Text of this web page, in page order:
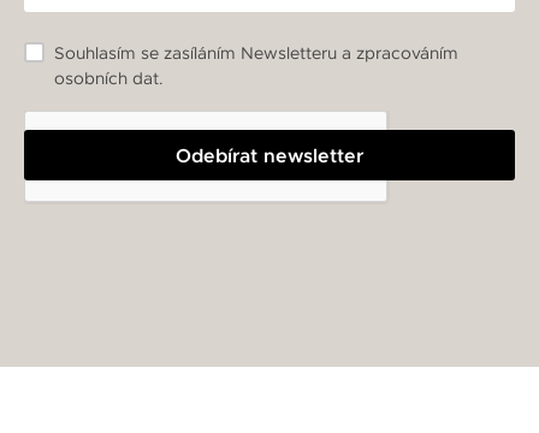
Odebírat newsletter
Souhlasím se zasíláním Newsletteru a zpracováním
osobních dat.